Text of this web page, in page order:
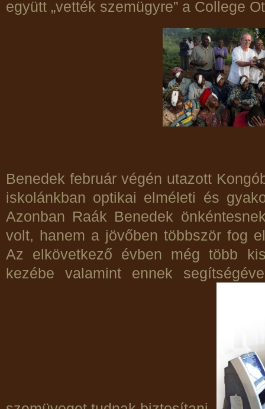
együtt „vették szemügyre” a College
Benedek február végén utazott
iskolánkban optikai elméleti és
Azonban Raák Benedek
volt, hanem a jövőben többször fog
Az elkövetkező évben még több
kezébe valamint ennek